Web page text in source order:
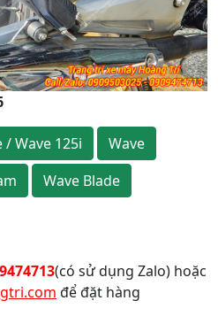
/ Wave 125i
Wave
Wave Blade
(có sử dụng Zalo) hoặc
để đặt hàng